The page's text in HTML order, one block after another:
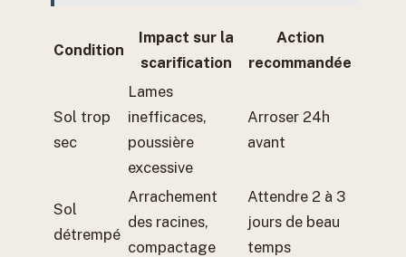
Condition
Impact sur la
scarification
Action
recommandée
Sol trop
sec
Lames
inefficaces,
poussière
excessive
Arroser 24h
avant
Sol
détrempé
Arrachement
des racines,
compactage
Attendre 2 à 3
jours de beau
temps